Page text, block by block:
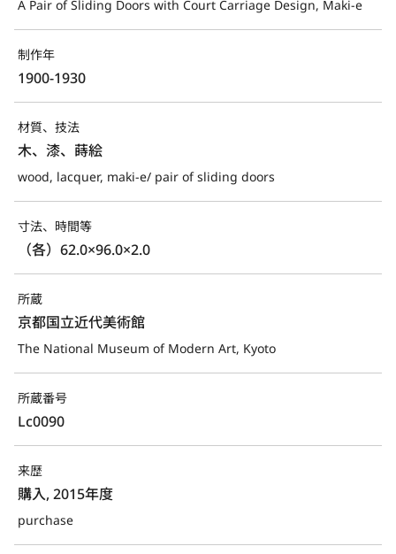
A Pair of Sliding Doors with Court Carriage Design, Maki-e
制作年
1900-1930
材質、技法
木、漆、蒔絵
wood, lacquer, maki-e/ pair of sliding doors
寸法、時間等
（各）62.0×96.0×2.0
所蔵
京都国立近代美術館
The National Museum of Modern Art, Kyoto
所蔵番号
Lc0090
来歴
購入, 2015年度
purchase